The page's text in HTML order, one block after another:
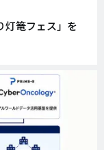
灯篭フェス」を